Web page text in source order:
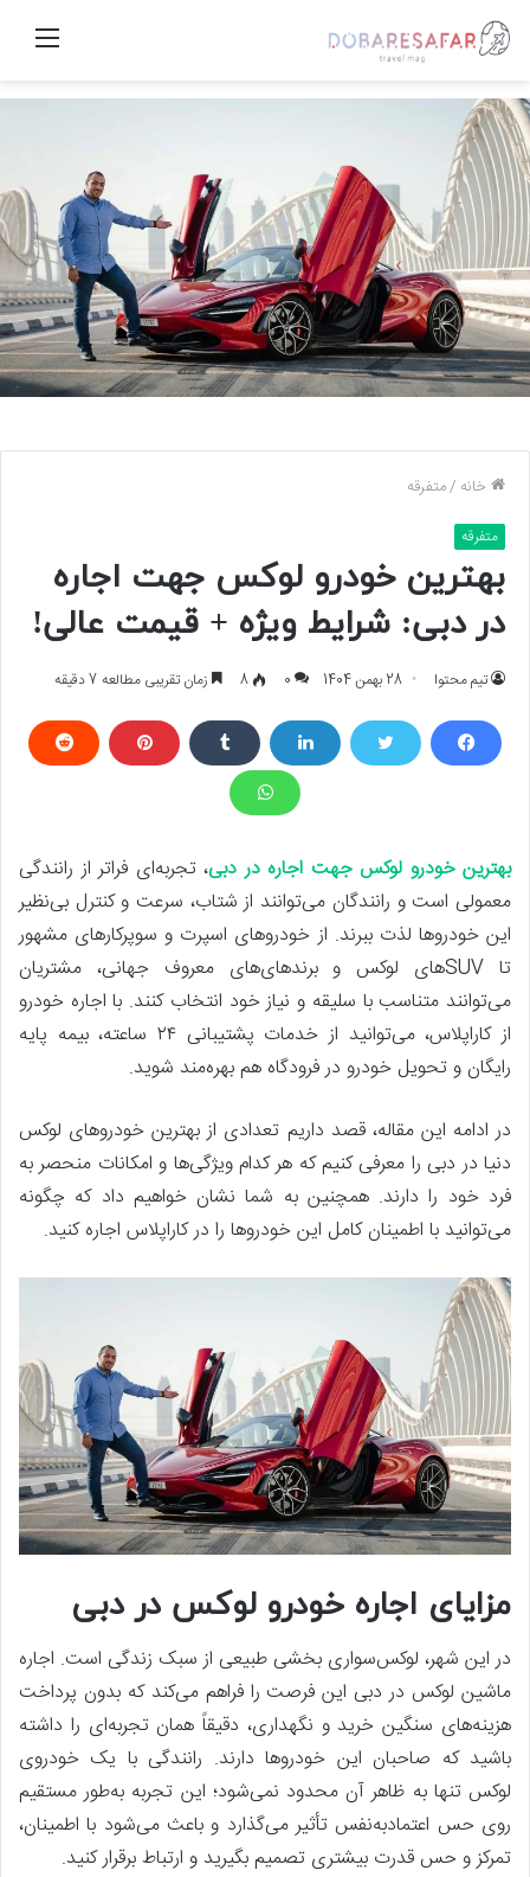
منو
خانه /متفرقه
متفرقه
بهترین خودرو لوکس جهت اجاره
در دبی: شرایط ویژه + قیمت عالی!
تیم محتوا 28 بهمن 1404 0
8 زمان تقریبی مطالعه 7 دقیقه
بهترین خودرو لوکس جهت اجاره در دبی، تجربه‌ای فراتر از رانندگی
معمولی است و رانندگان می‌توانند از شتاب، سرعت و کنترل بی‌نظیر
این خودروها لذت ببرند. از خودروهای اسپرت و سوپرکارهای مشهور
تا SUVهای لوکس و برندهای‌های معروف جهانی، مشتریان
می‌توانند متناسب با سلیقه و نیاز خود انتخاب کنند. با اجاره خودرو
از کاراپلاس، می‌توانید از خدمات پشتیبانی ۲۴ ساعته، بیمه پایه
رایگان و تحویل خودرو در فرودگاه هم بهره‌مند شوید.
در ادامه این مقاله، قصد داریم تعدادی از بهترین خودروهای لوکس
دنیا در دبی را معرفی کنیم که هر کدام ویژگی‌ها و امکانات منحصر به
فرد خود را دارند. همچنین به شما نشان خواهیم داد که چگونه
می‌توانید با اطمینان کامل این خودروها را در کاراپلاس اجاره کنید.
مزایای اجاره خودرو لوکس در دبی
در این شهر، لوکس‌سواری بخشی طبیعی از سبک زندگی است. اجاره
ماشین لوکس در دبی این فرصت را فراهم می‌کند که بدون پرداخت
هزینه‌های سنگین خرید و نگهداری، دقیقاً همان تجربه‌ای را داشته
باشید که صاحبان این خودروها دارند. رانندگی با یک خودروی
لوکس تنها به ظاهر آن محدود نمی‌شود؛ این تجربه به‌طور مستقیم
روی حس اعتمادبه‌نفس تأثیر می‌گذارد و باعث می‌شود با اطمینان،
تمرکز و حس قدرت بیشتری تصمیم بگیرید و ارتباط برقرار کنید.